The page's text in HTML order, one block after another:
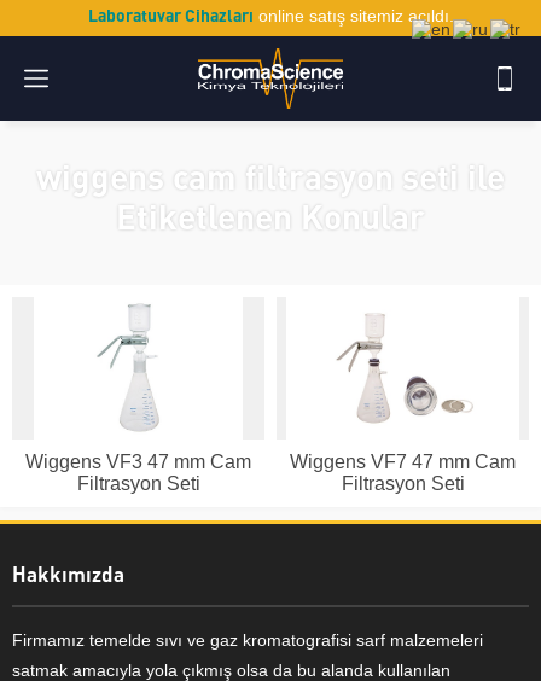
Laboratuvar Cihazları online satış sitemiz açıldı.
wiggens cam filtrasyon seti ile
Etiketlenen Konular
Wiggens VF3 47 mm Cam
Filtrasyon Seti
Wiggens VF7 47 mm Cam
Filtrasyon Seti
Hakkımızda
Firmamız temelde sıvı ve gaz kromatografisi sarf malzemeleri
satmak amacıyla yola çıkmış olsa da bu alanda kullanılan